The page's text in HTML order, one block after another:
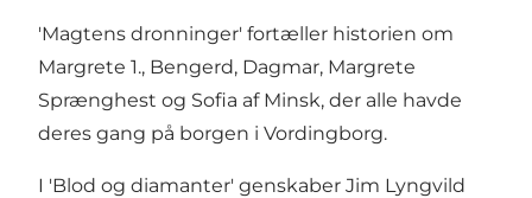
'Magtens dronninger' fortæller historien om
Margrete 1., Bengerd, Dagmar, Margrete
Sprænghest og Sofia af Minsk, der alle havde
deres gang på borgen i Vordingborg.
I 'Blod og diamanter' genskaber Jim Lyngvild